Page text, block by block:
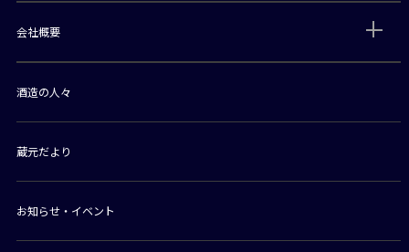
会社概要
酒造の人々
蔵元だより
お知らせ・イベント